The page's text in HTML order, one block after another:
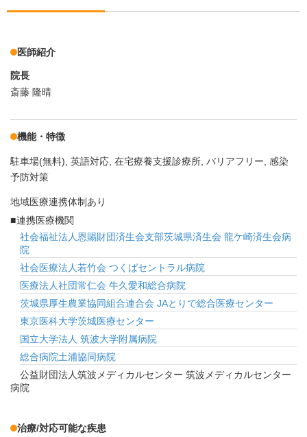
医師紹介
院長
斎藤 隆晴
機能・特徴
駐車場(無料) 英語対応 在宅療養支援診療所 バリアフリー 感染
予防対策
地域医療連携体制あり
連携医療機関
社会福祉法人恩賜財団済生会支部茨城県済生会 龍ケ崎済生会病
院
社会医療法人若竹会 つくばセントラル病院
医療法人社団常仁会 牛久愛和総合病院
茨城県厚生農業協同組合連合会 JAとりで総合医療センター
東京医科大学茨城医療センター
国立大学法人 筑波大学附属病院
総合病院土浦協同病院
公益財団法人筑波メディカルセンター 筑波メディカルセンター
病院
治療/対応可能な疾患